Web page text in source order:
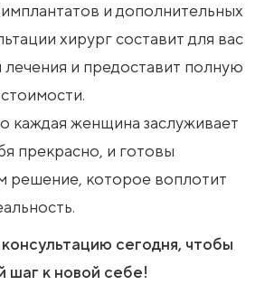
и дополнительных
хирург составит для вас
лечения и предоставит полную
каждая женщина заслуживает
прекрасно, и готовы
решение, которое воплотит
сегодня, чтобы
шаг к новой себе!